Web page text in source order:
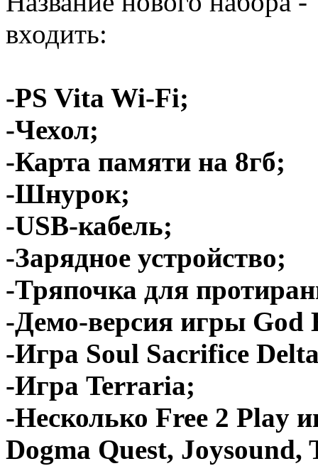
входить:
-PS Vita Wi-Fi;
-Чехол;
-Карта памяти на 8гб;
-Шнурок;
-USB-кабель;
-Зарядное устройство;
-Тряпочка для
-Демо-версия игры God
-Игра Soul Sacrifice
-Игра Terraria;
-Несколько Free 2 Play
Dogma Quest,